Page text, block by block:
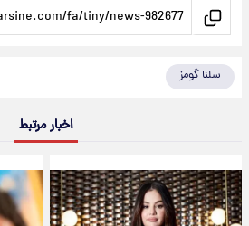
سلنا گومز
اخبار مرتبط